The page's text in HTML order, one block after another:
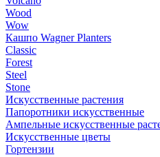
Wood
Wow
Кашпо Wagner Planters
Classic
Forest
Steel
Stone
Искусственные растения
Папоротники искусственные
Ампельные искусственные
Искусственные цветы
Гортензии